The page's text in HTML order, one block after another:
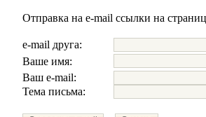
Отправка на e-mail ссылки на
e-mail друга:
Ваше имя:
Ваш e-mail:
Тема письма: